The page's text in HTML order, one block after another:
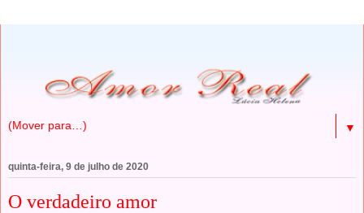
▼
quinta-feira, 9 de julho de 2020
O verdadeiro amor